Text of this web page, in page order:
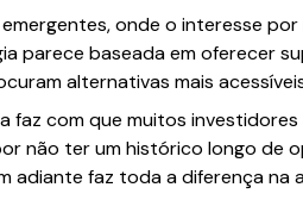
onde o interesse
parece baseada em oferecer
alternativas mais
faz com que muitos
não ter um histórico longo de
adiante faz toda a diferença na